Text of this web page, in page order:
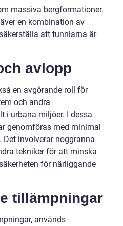
massiva bergformationer.
en kombination av
att tunnlarna är
avlopp
en avgörande roll för
och andra
i urbana miljöer. I dessa
genomföras med minimal
involverar noggranna
tekniker för att minska
för närliggande
tillämpningar
används